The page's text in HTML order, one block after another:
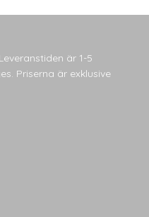
är 1-5
Priserna är exklusive